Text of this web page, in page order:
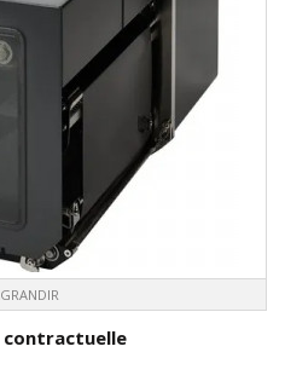
contractuelle